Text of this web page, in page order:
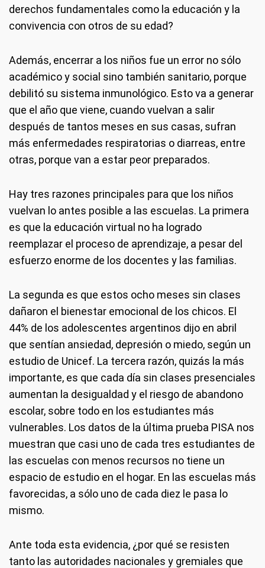
derechos fundamentales como la educación y la
convivencia con otros de su edad?
Además, encerrar a los niños fue un error no sólo
académico y social sino también sanitario, porque
debilitó su sistema inmunológico. Esto va a generar
que el año que viene, cuando vuelvan a salir
después de tantos meses en sus casas, sufran
más enfermedades respiratorias o diarreas, entre
otras, porque van a estar peor preparados.
Hay tres razones principales para que los niños
vuelvan lo antes posible a las escuelas. La primera
es que la educación virtual no ha logrado
reemplazar el proceso de aprendizaje, a pesar del
esfuerzo enorme de los docentes y las familias.
La segunda es que estos ocho meses sin clases
dañaron el bienestar emocional de los chicos. El
44% de los adolescentes argentinos dijo en abril
que sentían ansiedad, depresión o miedo, según un
estudio de Unicef. La tercera razón, quizás la más
importante, es que cada día sin clases presenciales
aumentan la desigualdad y el riesgo de abandono
escolar, sobre todo en los estudiantes más
vulnerables. Los datos de la última prueba PISA nos
muestran que casi uno de cada tres estudiantes de
las escuelas con menos recursos no tiene un
espacio de estudio en el hogar. En las escuelas más
favorecidas, a sólo uno de cada diez le pasa lo
mismo.
Ante toda esta evidencia, ¿por qué se resisten
tanto las autoridades nacionales y gremiales que